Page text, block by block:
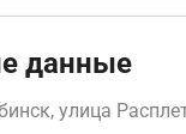
данные
улица